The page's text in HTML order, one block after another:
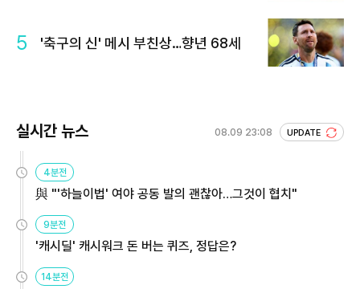
5 '축구의 신' 메시 부친상…향년 68세
실시간 뉴스 08.09 23:08 UPDATE
4분전
與 "'하늘이법' 여야 공동 발의 괜찮아…그것이 협치"
9분전
'캐시딜' 캐시워크 돈 버는 퀴즈, 정답은?
14분전